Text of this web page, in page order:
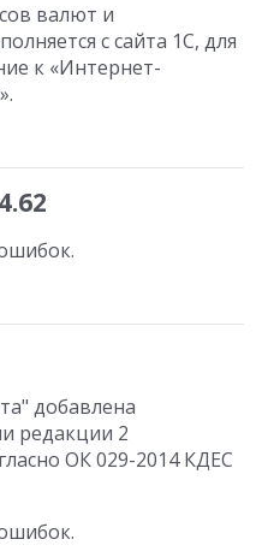
валют и
с сайта 1С, для
к «Интернет-
добавлена
редакции 2
ОК 029-2014 КДЕС